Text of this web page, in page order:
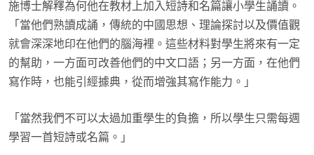
施博士解釋為何他在教材上加入短詩和名篇讓小學生誦讀。
「當他們熟讀成誦，傳統的中國思想、理論探討以及價值觀
就會深深地印在他們的腦海裡。這些材料對學生將來有一定
的幫助，一方面可改善他們的中文口語；另一方面，在他們
寫作時，也能引經據典，從而增強其寫作能力。」
「當然我們不可以太過加重學生的負擔，所以學生只需每週
學習一首短詩或名篇。」